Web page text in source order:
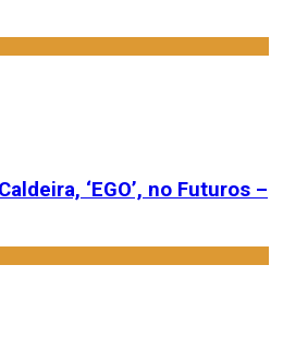
‘EGO’, no Futuros –